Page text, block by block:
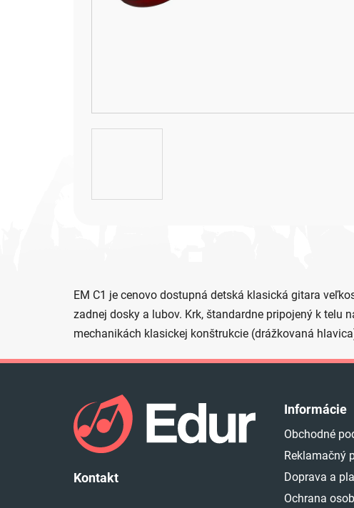
EM C1 je cenovo dostupná detská klasická gitara
zadnej dosky a lubov. Krk, štandardne pripojený k telu
mechanikách klasickej konštrukcie (drážkovaná
Kontakt
Informácie
Obchodné
Reklamačný
Doprava a
Ochrana